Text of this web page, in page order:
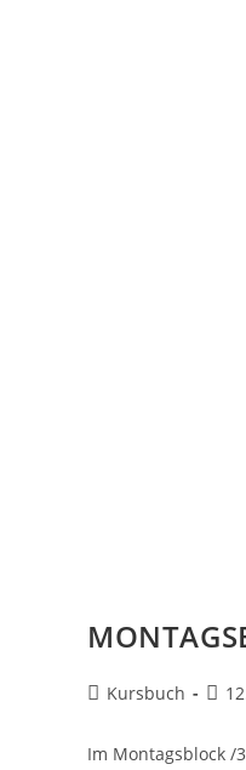
Kursbuch
Im Montagsblock /